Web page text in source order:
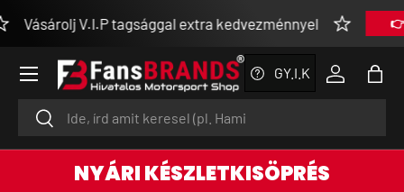
UGRÁS A TARTALOMRA
Vásárolj V.I.P tagsággal extra kedvezménnyel 👉
Keresés
Keresés
GY.I.K
Menü
NYÁRI KÉSZLETKISÖPRÉS